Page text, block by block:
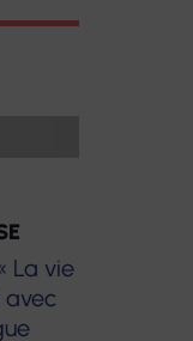
La vie
avec